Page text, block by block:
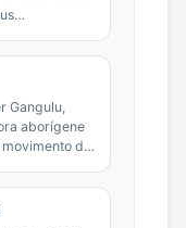
Gangulu,
aborígene
de